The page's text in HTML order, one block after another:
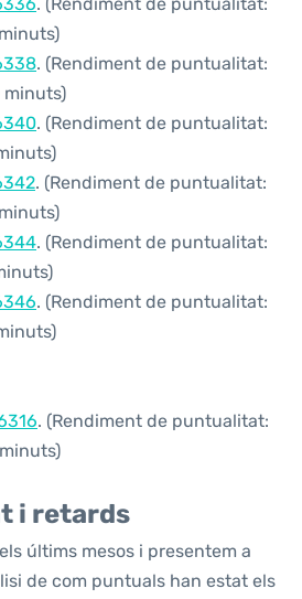
. (Rendiment de puntualitat:
minuts)
. (Rendiment de puntualitat:
. (Rendiment de puntualitat:
. (Rendiment de puntualitat:
. (Rendiment de puntualitat:
. (Rendiment de puntualitat:
i retards
últims mesos i presentem a
de com puntuals han estat els